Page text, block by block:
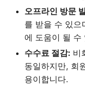
오프라인 방문
를 받을 수 있으
에 도움이 될 수
수수료 절감: 비
동일하지만, 회
용이합니다.